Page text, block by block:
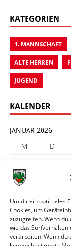
Um dir ein optimales
Cookies, um
zuzugreifen. Wenn du
wie das Surfverhalten
verarbeiten. Wenn du
KATEGORIEN
1. MANNSCHAFT
ALTE HERREN
JUGEND
KALENDER
JANUAR 2026
M
D
5
19
20
26
27
« Dez.
Feb. »